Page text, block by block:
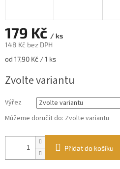
179 Kč / ks
148 Kč bez DPH
Měrná
od 17,90 Kč / 1 ks
Zvolte variantu
Výřez
Můžeme doručit do: Zvolte variantu
Přidat do košíku